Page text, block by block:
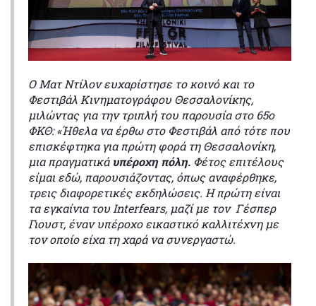
Ο Ματ Ντίλον ευχαρίστησε το κοινό και το
Φεστιβάλ Κινηματογράφου Θεσσαλονίκης,
μιλώντας για την τριπλή του παρουσία στο 65ο
ΦΚΘ: «Ήθελα να έρθω στο Φεστιβάλ από τότε που
επισκέφτηκα για πρώτη φορά τη Θεσσαλονίκη,
μια πραγματικά υπέροχη πόλη. Φέτος επιτέλους
είμαι εδώ, παρουσιάζοντας, όπως αναφέρθηκε,
τρεις διαφορετικές εκδηλώσεις. Η πρώτη είναι
τα εγκαίνια του Interfears, μαζί με τον Γέσπερ
Γιουστ, έναν υπέροχο εικαστικό καλλιτέχνη με
τον οποίο είχα τη χαρά να συνεργαστώ.